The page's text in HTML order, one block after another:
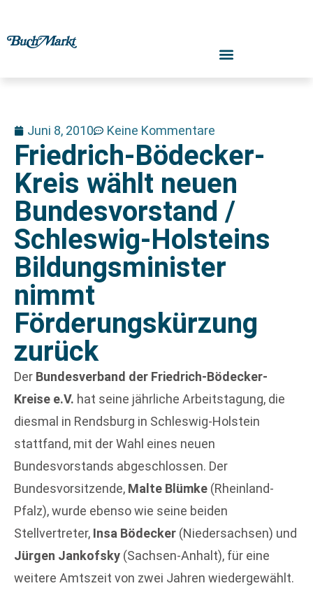
Juni 8, 2010 Keine Kommentare
Friedrich-Bödecker-
Kreis wählt neuen
Bundesvorstand /
Schleswig-Holsteins
Bildungsminister
nimmt
Förderungskürzung
zurück
Der Bundesverband der Friedrich-Bödecker-
Kreise e.V. hat seine jährliche Arbeitstagung, die
diesmal in Rendsburg in Schleswig-Holstein
stattfand, mit der Wahl eines neuen
Bundesvorstands abgeschlossen. Der
Bundesvorsitzende, Malte Blümke (Rheinland-
Pfalz), wurde ebenso wie seine beiden
Stellvertreter, Insa Bödecker (Niedersachsen) und
Jürgen Jankofsky (Sachsen-Anhalt), für eine
weitere Amtszeit von zwei Jahren wiedergewählt.